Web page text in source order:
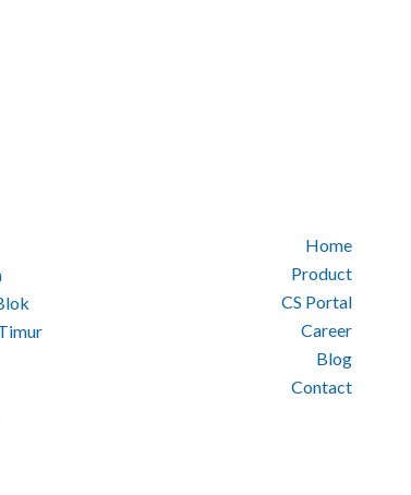
Home
Product
CS Portal
Career
Blog
Contact